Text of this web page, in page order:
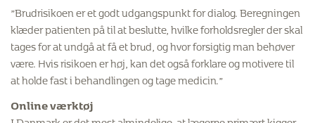
”Brudrisikoen er et godt udgangspunkt for dialog. Beregningen
klæder patienten på til at beslutte, hvilke forholdsregler der skal
tages for at undgå at få et brud, og hvor forsigtig man behøver
være. Hvis risikoen er høj, kan det også forklare og motivere til
at holde fast i behandlingen og tage medicin.”
Online værktøj